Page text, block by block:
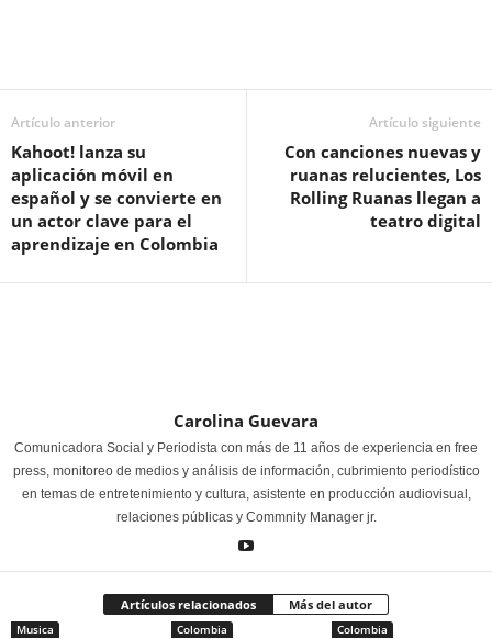
Artículo anterior
Kahoot! lanza su
aplicación móvil en
español y se convierte en
un actor clave para el
aprendizaje en Colombia
Artículo siguiente
Con canciones nuevas y
ruanas relucientes, Los
Rolling Ruanas llegan a
teatro digital
Carolina Guevara
Comunicadora Social y Periodista con más de 11 años de experiencia en free
press, monitoreo de medios y análisis de información, cubrimiento periodístico
en temas de entretenimiento y cultura, asistente en producción audiovisual,
relaciones públicas y Commnity Manager jr.
Artículos relacionados Más del autor
Musica Colombia Colombia